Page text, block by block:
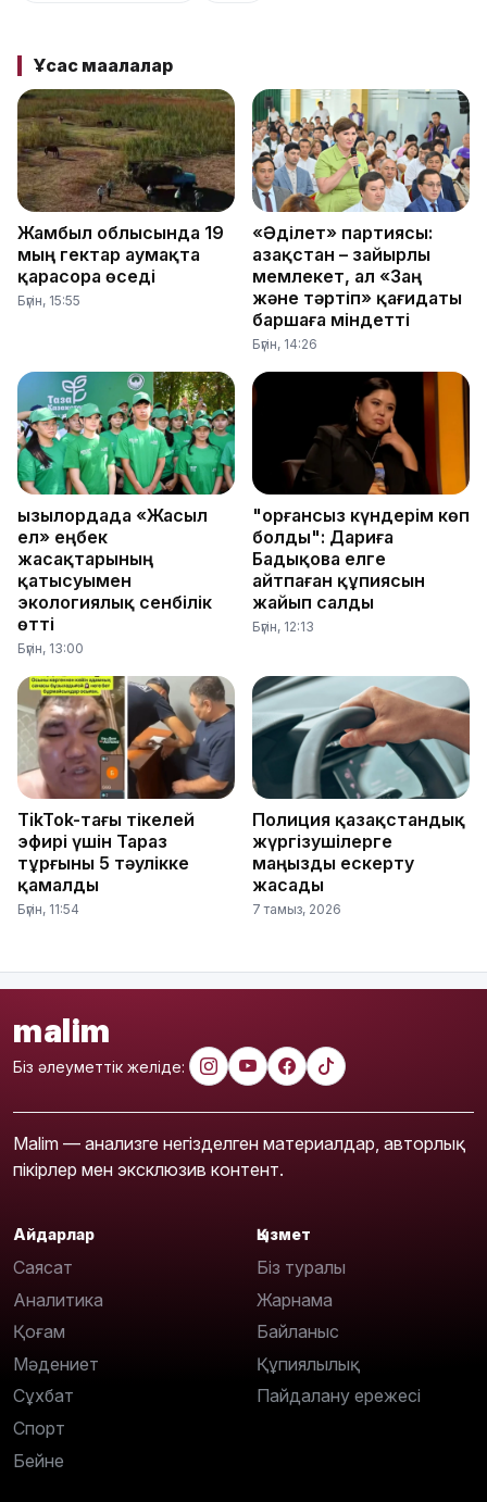
Ұқсас мақалалар
Жамбыл облысында 19
мың гектар аумақта
қарасора өседі
Бүгін, 15:55
«Әділет» партиясы:
Қазақстан – зайырлы
мемлекет, ал «Заң
және тәртіп» қағидаты
баршаға міндетті
Бүгін, 14:26
Қызылордада «Жасыл
ел» еңбек
жасақтарының
қатысуымен
экологиялық сенбілік
өтті
Бүгін, 13:00
"Қорғансыз күндерім көп
болды": Дариға
Бадықова елге
айтпаған құпиясын
жайып салды
Бүгін, 12:13
TikTok-тағы тікелей
эфирі үшін Тараз
тұрғыны 5 тәулікке
қамалды
Бүгін, 11:54
Полиция қазақстандық
жүргізушілерге
маңызды ескерту
жасады
7 тамыз, 2026
malim
Біз әлеуметтік желіде:
Malim — анализге негізделген материалдар, авторлық
пікірлер мен эксклюзив контент.
Айдарлар
Саясат
Аналитика
Қоғам
Мәдениет
Сұхбат
Спорт
Бейне
Қызмет
Біз туралы
Жарнама
Байланыс
Құпиялылық
Пайдалану ережесі